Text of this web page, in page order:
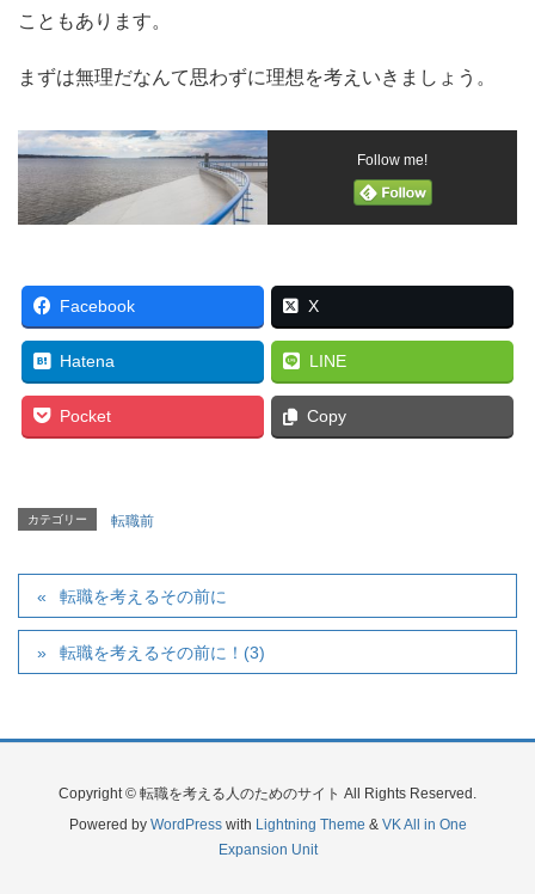
こともあります。
まずは無理だなんて思わずに理想を考えいきましょう。
Follow me!
Facebook X
Hatena LINE
Pocket Copy
カテゴリー 転職前
転職を考えるその前に
転職を考えるその前に！(3)
Copyright © 転職を考える人のためのサイト All Rights Reserved.
Powered by WordPresswith Lightning Theme & VK All in One
Expansion Unit